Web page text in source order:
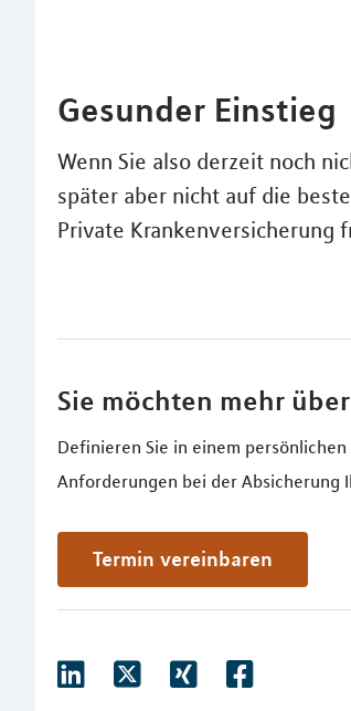
Gesunder Einstieg
Wenn Sie also derzeit noch
später aber nicht auf die
Private Krankenversicherung
Sie möchten mehr
Definieren Sie in einem
Anforderungen bei der Absicherung
Termin vereinbaren